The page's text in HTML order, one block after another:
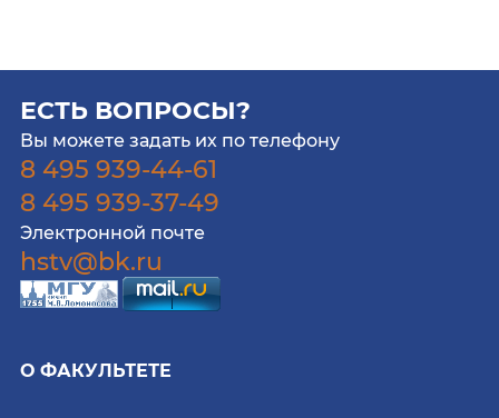
ЕСТЬ ВОПРОСЫ?
Вы можете задать их по телефону
8 495 939-44-61
8 495 939-37-49
Электронной почте
hstv@bk.ru
О ФАКУЛЬТЕТЕ